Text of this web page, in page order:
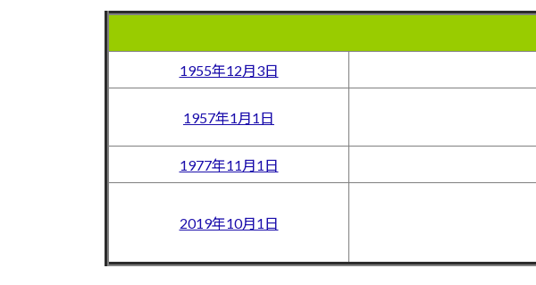
1955年12月3日
1957年1月1日
1977年11月1日
2019年10月1日